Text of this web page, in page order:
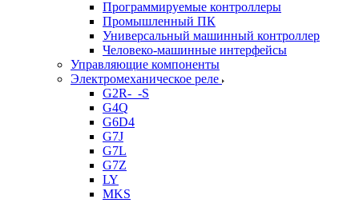
Программируемые контроллеры
Промышленный ПК
Универсальный машинный контроллер
Человеко-машинные интерфейсы
Управляющие компоненты
Электромеханическое реле
G2R-_-S
G4Q
G6D4
G7J
G7L
G7Z
LY
MKS